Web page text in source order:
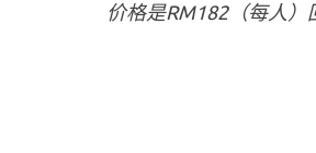
价格是RM182（每人）